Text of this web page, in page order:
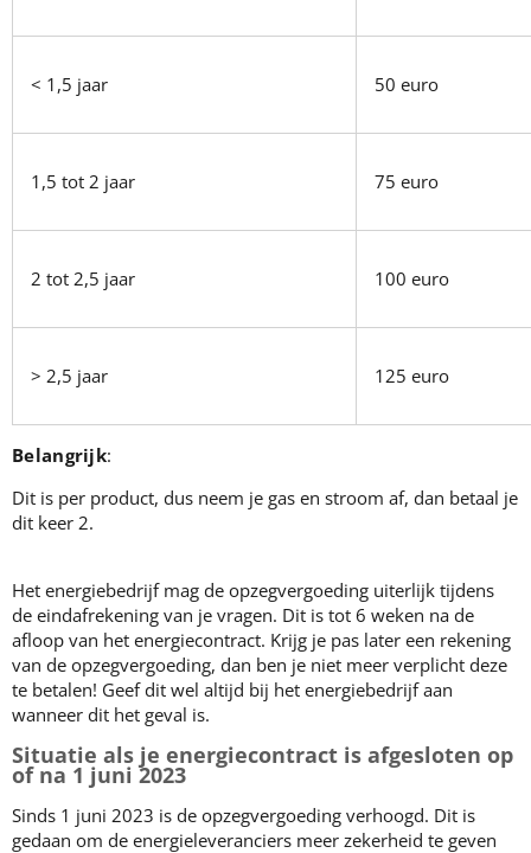
< 1,5 jaar 50 euro
1,5 tot 2 jaar 75 euro
2 tot 2,5 jaar 100 euro
> 2,5 jaar 125 euro
Belangrijk:
Dit is per product, dus neem je gas en stroom af, dan betaal je
dit keer 2.
Het energiebedrijf mag de opzegvergoeding uiterlijk tijdens
de eindafrekening van je vragen. Dit is tot 6 weken na de
afloop van het energiecontract. Krijg je pas later een rekening
van de opzegvergoeding, dan ben je niet meer verplicht deze
te betalen! Geef dit wel altijd bij het energiebedrijf aan
wanneer dit het geval is.
Situatie als je energiecontract is afgesloten op
of na 1 juni 2023
Sinds 1 juni 2023 is de opzegvergoeding verhoogd. Dit is
gedaan om de energieleveranciers meer zekerheid te geven